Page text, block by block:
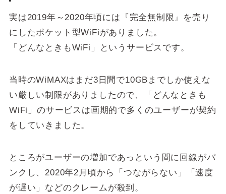
実は2019年～2020年頃には『完全無制限』を売り
にしたポケット型WiFiがありました。
「どんなときもWiFi」というサービスです。
当時のWiMAXはまだ3日間で10GBまでしか使えな
い厳しい制限がありましたので、「どんなときも
WiFi」のサービスは画期的で多くのユーザーが契約
をしていきました。
ところがユーザーの増加であっという間に回線がパ
ンクし、2020年2月頃から「つながらない」「速度
が遅い」などのクレームが殺到。